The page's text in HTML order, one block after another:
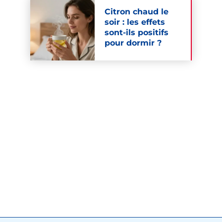
Citron chaud le
soir : les effets
sont-ils positifs
pour dormir ?